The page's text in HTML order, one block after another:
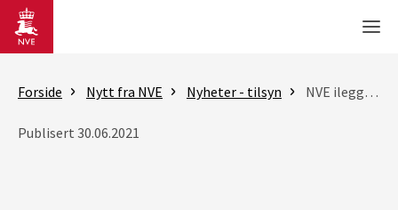
Gå til hovedinnhold
Forside Nytt fra NVE Nyheter - tilsyn NVE ilegger overtredelsesgebyr til to konsesjonærer med vassdragsanlegg i Levanger og Karlsøy
Publisert 30.06.2021